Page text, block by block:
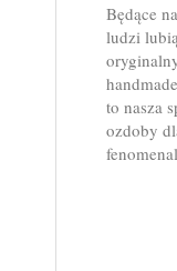
Będące
ludzi
to nasza
ozdoby